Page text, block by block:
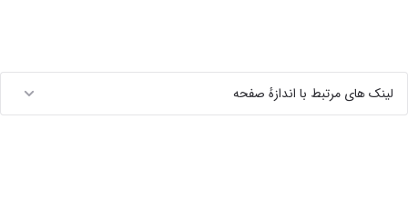
لینک های مرتبط با اندازهٔ صفحه